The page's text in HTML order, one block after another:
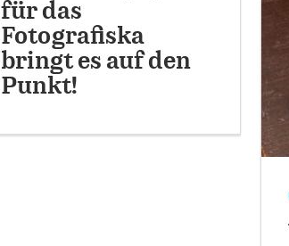
für das
Fotografiska
bringt es auf den
Punkt!